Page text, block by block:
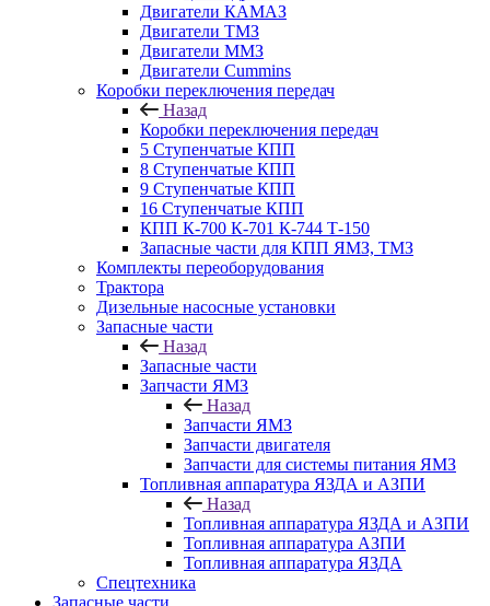
Двигатели КАМАЗ
Двигатели ТМЗ
Двигатели ММЗ
Двигатели Cummins
Коробки переключения передач
Назад
Коробки переключения передач
5 Ступенчатые КПП
8 Ступенчатые КПП
9 Ступенчатые КПП
16 Ступенчатые КПП
КПП К-700 К-701 К-744 Т-150
Запасные части для КПП ЯМЗ, ТМЗ
Комплекты переоборудования
Трактора
Дизельные насосные установки
Запасные части
Назад
Запасные части
Запчасти ЯМЗ
Назад
Запчасти ЯМЗ
Запчасти двигателя
Запчасти для системы питания ЯМЗ
Топливная аппаратура ЯЗДА и АЗПИ
Назад
Топливная аппаратура ЯЗДА и АЗПИ
Топливная аппаратура АЗПИ
Топливная аппаратура ЯЗДА
Спецтехника
Запасные части